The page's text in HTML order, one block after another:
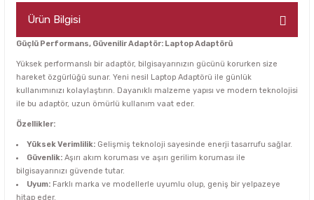
Ürün Bilgisi
Güçlü Performans, Güvenilir Adaptör: Laptop Adaptörü
Yüksek performanslı bir adaptör, bilgisayarınızın gücünü korurken size
hareket özgürlüğü sunar. Yeni nesil Laptop Adaptörü ile günlük
kullanımınızı kolaylaştırın. Dayanıklı malzeme yapısı ve modern teknolojisi
ile bu adaptör, uzun ömürlü kullanım vaat eder.
Özellikler:
Yüksek Verimlilik: Gelişmiş teknoloji sayesinde enerji tasarrufu sağlar.
Güvenlik: Aşırı akım koruması ve aşırı gerilim koruması ile
bilgisayarınızı güvende tutar.
Uyum: Farklı marka ve modellerle uyumlu olup, geniş bir yelpazeye
hitap eder.